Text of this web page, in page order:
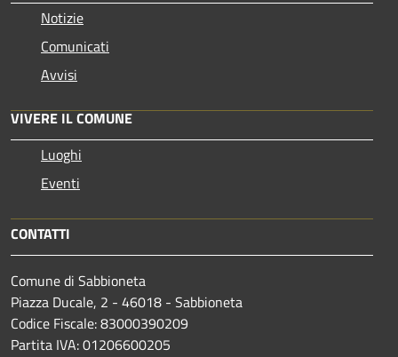
Notizie
Comunicati
Avvisi
VIVERE IL COMUNE
Luoghi
Eventi
CONTATTI
Comune di Sabbioneta
Piazza Ducale, 2 - 46018 - Sabbioneta
Codice Fiscale: 83000390209
Partita IVA: 01206600205